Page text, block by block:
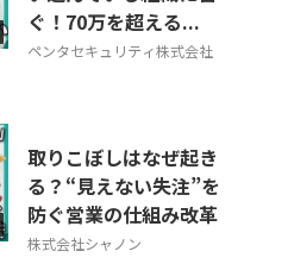
ぐ！70万を超える...
ペンタセキュリティ株式会社
取りこぼしはなぜ起き
る？“見えない失注”を
防ぐ営業の仕組み改革
株式会社シャノン